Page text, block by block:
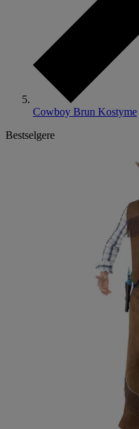
Cowboy Brun Kostyme
Bestselgere